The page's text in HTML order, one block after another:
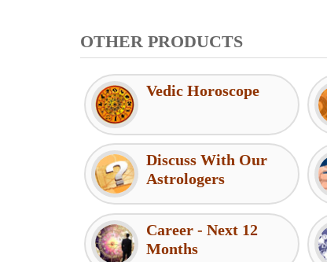
OTHER PRODUCTS
Vedic Horoscope
Discuss With Our
Astrologers
Career - Next 12
Months